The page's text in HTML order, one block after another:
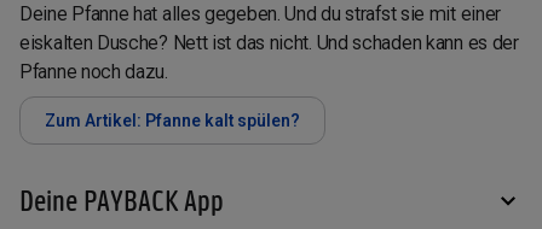
Deine Pfanne hat alles gegeben. Und du strafst sie mit einer
eiskalten Dusche? Nett ist das nicht. Und schaden kann es der
Pfanne noch dazu.
Zum Artikel: Pfanne kalt spülen?
Deine PAYBACK App